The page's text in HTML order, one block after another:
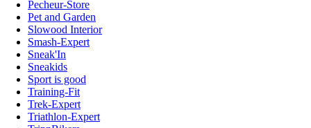
Pecheur-Store
Pet and Garden
Slowood Interior
Smash-Expert
Sneak'In
Sneakids
Sport is good
Training-Fit
Trek-Expert
Triathlon-Expert